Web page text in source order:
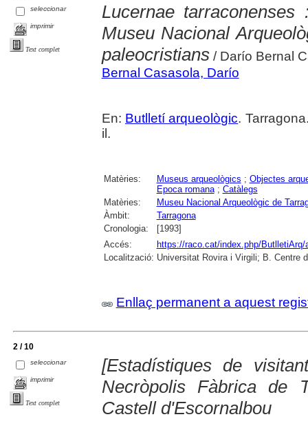
seleccionar
imprimir
Text complet
Lucernae
Museu Nacional
paleocristians/ Darío Bernal
Bernal Casasola, Darío
En: Butlletí arqueològic.
il.
Matèries: Museus arqueològics ; Objectes
Epoca romana; Catàlegs
Matèries:
Museu Nacional Arqueològic de
Àmbit:
Tarragona
Cronologia:
[1993]
Accés:
https://raco.cat/index.php/ButlletiArq/
Localització: Universitat Rovira i Virgili; B. Centre
Enllaç permanent a aquest
2 / 10
seleccionar
imprimir
Text complet
[Estadístiques de
Necròpolis Fàbrica de
Castell d'Escornalbou